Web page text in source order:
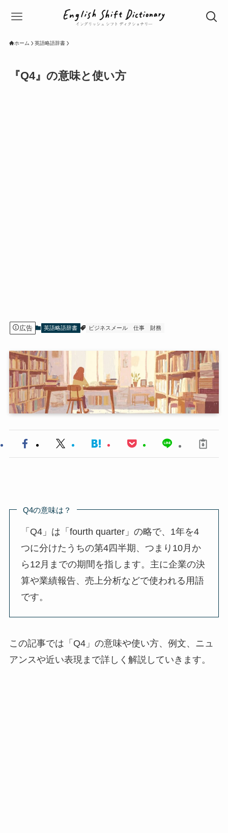
ホーム 英語略語辞書
『Q4』の意味と使い方
広告 英語略語辞書 ビジネスメール 仕事 財務
Q4の意味は？
「Q4」は「fourth quarter」の略で、1年を4
つに分けたうちの第4四半期、つまり10月か
ら12月までの期間を指します。主に企業の決
算や業績報告、売上分析などで使われる用語
です。
この記事では「Q4」の意味や使い方、例文、ニュ
アンスや近い表現まで詳しく解説していきます。